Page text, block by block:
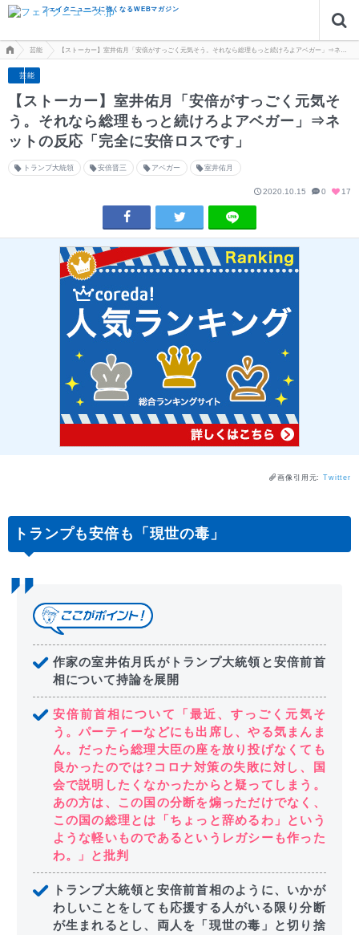
フェイクニュースに強くなるWEBマガジン
芸能 【ストーカー】室井佑月「安倍がすっごく元気そう。それなら総理もっと続けろよアベガー」⇒ネット
芸能
【ストーカー】室井佑月「安倍がすっごく元気そ
う。それなら総理もっと続けろよアベガー」⇒ネ
ットの反応「完全に安倍ロスです」
トランプ大統領 安倍晋三 アベガー 室井佑月
2020.10.15 0 17
画像引用元:Twitter
トランプも安倍も「現世の毒」
作家の室井佑月氏がトランプ大統領と安倍前首
相について持論を展開
安倍前首相について「最近、すっごく元気そ
う。パーティーなどにも出席し、やる気まんま
ん。だったら総理大臣の座を放り投げなくても
良かったのでは?コロナ対策の失敗に対し、国
会で説明したくなかったからと疑ってしまう。
あの方は、この国の分断を煽っただけでなく、
この国の総理とは「ちょっと辞めるわ」という
ような軽いものであるというレガシーも作った
わ。」と批判
トランプ大統領と安倍前首相のように、いかが
わしいことをしても応援する人がいる限り分断
が生まれるとし、両人を「現世の毒」と切り捨